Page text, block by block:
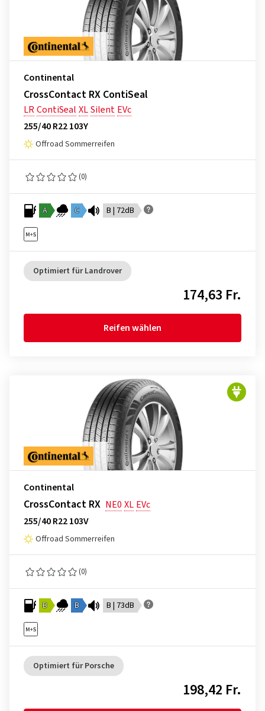
Continental
CrossContact RX ContiSeal
LRContiSeal XLSilent EVc
255/40 R22 103Y
Offroad Sommerreifen
(0)
A C B | 72dB
Optimiert für Landrover
174,63 Fr.
Reifen wählen
Continental
CrossContact RX NE0 XL EVc
255/40 R22 103V
Offroad Sommerreifen
(0)
B B B | 73dB
Optimiert für Porsche
198,42 Fr.